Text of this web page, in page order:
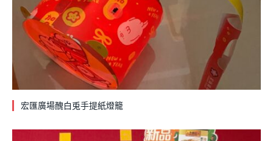
宏匯廣場醜白兎手提紙燈籠